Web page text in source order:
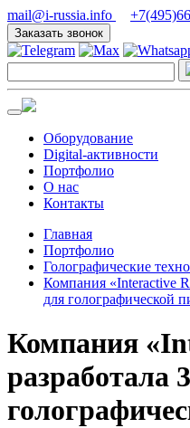
mail@i-russia.info
Заказать звонок
Оборудование
Digital-активности
Портфолио
О нас
Контакты
Главная
Портфолио
Голографические
Компания «Interactive
для голографической
Компания
разработала